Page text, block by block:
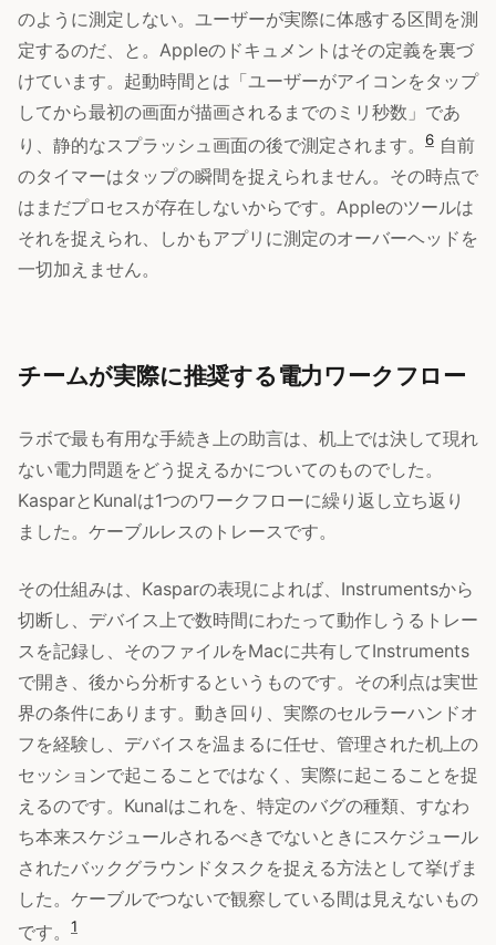
のように測定しない。ユーザーが実際に体感する区間を測
定するのだ、と。Appleのドキュメントはその定義を裏づ
けています。起動時間とは「ユーザーがアイコンをタップ
してから最初の画面が描画されるまでのミリ秒数」であ
り、静的なスプラッシュ画面の後で測定されます。
6 自前
のタイマーはタップの瞬間を捉えられません。その時点で
はまだプロセスが存在しないからです。Appleのツールは
それを捉えられ、しかもアプリに測定のオーバーヘッドを
一切加えません。
チームが実際に推奨する電力ワークフロー
ラボで最も有用な手続き上の助言は、机上では決して現れ
ない電力問題をどう捉えるかについてのものでした。
KasparとKunalは1つのワークフローに繰り返し立ち返り
ました。ケーブルレスのトレースです。
その仕組みは、Kasparの表現によれば、Instrumentsから
切断し、デバイス上で数時間にわたって動作しうるトレー
スを記録し、そのファイルをMacに共有してInstruments
で開き、後から分析するというものです。その利点は実世
界の条件にあります。動き回り、実際のセルラーハンドオ
フを経験し、デバイスを温まるに任せ、管理された机上の
セッションで起こることではなく、実際に起こることを捉
えるのです。Kunalはこれを、特定のバグの種類、すなわ
ち本来スケジュールされるべきでないときにスケジュール
されたバックグラウンドタスクを捉える方法として挙げま
した。ケーブルでつないで観察している間は見えないもの
です。
1